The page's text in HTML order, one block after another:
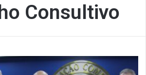
Consultivo